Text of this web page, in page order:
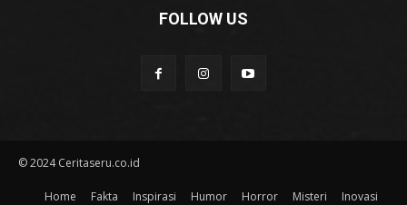
FOLLOW US
© 2024 Ceritaseru.co.id
Home Fakta Inspirasi Humor Horror Misteri Inovasi